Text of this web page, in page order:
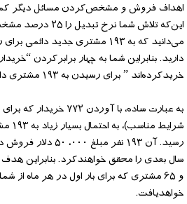
اهداف فروش و مشخص‌کردن مسائل دیگر
این‌که تلاش شما
می‌دانید که به ۱۹۳ مشتری جدید
دارید. بنابراین شما به چهار برابرکردن
خریدکرده‌اند ” برای رسیدن به ۱۹۳ مشتری دائمی نیاز دارید.
به عبارت ساده، با آوردن
و ۶۵ مشتری که برای بار اول در هر ماه
خواهد‌یافت.